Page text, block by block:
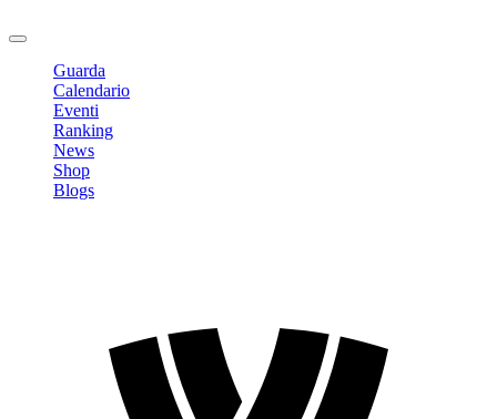
Guarda
Calendario
Eventi
Ranking
News
Shop
Blogs